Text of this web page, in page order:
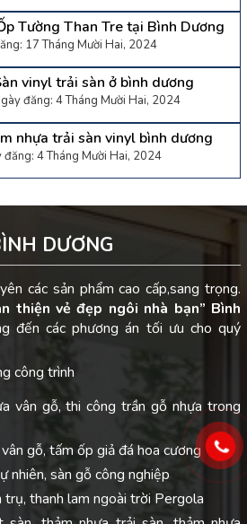
Tường Than Tre tại Bình Dương
17 Tháng Mười Hai, 2024
vinyl trải sàn ở bình dương
đăng: 4 Tháng Mười Hai, 2024
nhựa trải sàn vinyl bình dương
đăng: 4 Tháng Mười Hai, 2024
DƯƠNG
các sản phẩm cao cấp,sang trọng.
thiện vẻ đẹp ngôi nhà bạn” Bình
đến các phương án tối ưu cho quý
công trình
vân gỗ, thi công trần gỗ nhựa trong
gỗ, tấm ốp giả đá hoa cương
nhiên, sàn gỗ công nghiệp
trụ, thanh lam ngoài trời Pergola